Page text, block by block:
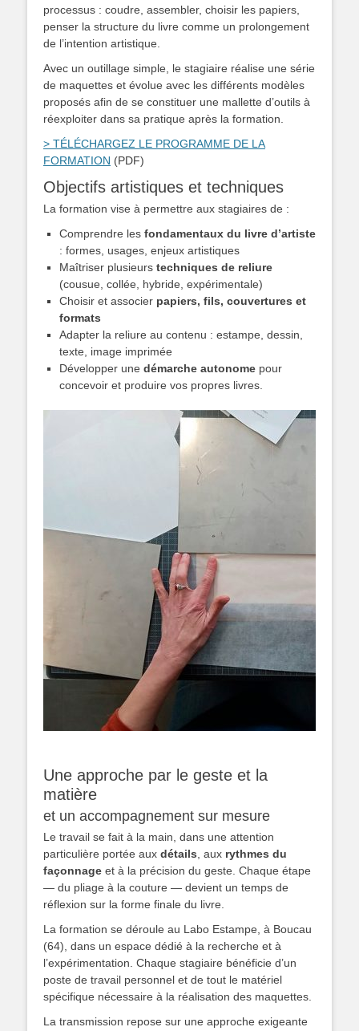
processus : coudre, assembler, choisir les papiers,
penser la structure du livre comme un prolongement
de l’intention artistique.
Avec un outillage simple, le stagiaire réalise une série
de maquettes et évolue avec les différents modèles
proposés afin de se constituer une mallette d’outils à
réexploiter dans sa pratique après la formation.
> TÉLÉCHARGEZ LE PROGRAMME DE LA
FORMATION (PDF)
Objectifs artistiques et techniques
La formation vise à permettre aux stagiaires de :
Comprendre les fondamentaux du livre d’artiste
: formes, usages, enjeux artistiques
Maîtriser plusieurs techniques de reliure
(cousue, collée, hybride, expérimentale)
Choisir et associer papiers, fils, couvertures et
formats
Adapter la reliure au contenu : estampe, dessin,
texte, image imprimée
Développer une démarche autonome pour
concevoir et produire vos propres livres.
Une approche par le geste et la
matière
et un accompagnement sur mesure
Le travail se fait à la main, dans une attention
particulière portée aux détails , aux rythmes du
façonnage et à la précision du geste. Chaque étape
— du pliage à la couture — devient un temps de
réflexion sur la forme finale du livre.
La formation se déroule au Labo Estampe, à Boucau
(64), dans un espace dédié à la recherche et à
l’expérimentation. Chaque stagiaire bénéficie d’un
poste de travail personnel et de tout le matériel
spécifique nécessaire à la réalisation des maquettes.
La transmission repose sur une approche exigeante